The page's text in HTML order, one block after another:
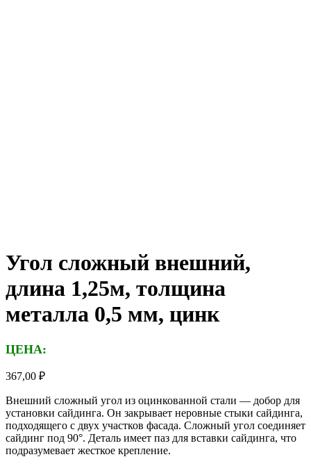
Угол сложный внешний,
длина 1,25м, толщина
металла 0,5 мм, цинк
ЦЕНА:
367,00 ₽
Внешний сложный угол из оцинкованной стали — добор для
установки сайдинга. Он закрывает неровные стыки сайдинга,
подходящего с двух участков фасада. Сложный угол соединяет
сайдинг под 90°. Деталь имеет паз для вставки сайдинга, что
подразумевает жесткое крепление.